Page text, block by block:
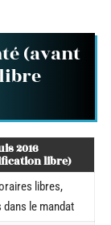
(avant
2016
libre)
libres,
dans le mandat